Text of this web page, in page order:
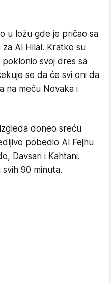
u ložu gde je pričao sa
Al Hilal. Kratko su
svoj dres sa
se da će svi oni da
na meču Novaka i
doneo sreću
pobedio Al Fejhu
Davsari i Kahtani.
90 minuta.